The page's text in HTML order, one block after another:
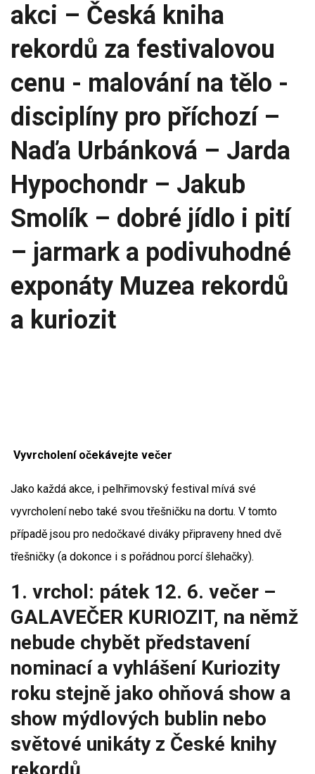
akci – Česká kniha
rekordů za festivalovou
cenu - malování na tělo -
disciplíny pro příchozí –
Naďa Urbánková – Jarda
Hypochondr – Jakub
Smolík – dobré jídlo i pití
– jarmark a podivuhodné
exponáty Muzea rekordů
a kuriozit
Vyvrcholení očekávejte večer
Jako každá akce, i pelhřimovský festival mívá své
vyvrcholení nebo také svou třešničku na dortu. V tomto
případě jsou pro nedočkavé diváky připraveny hned dvě
třešničky (a dokonce i s pořádnou porcí šlehačky).
1. vrchol: pátek 12. 6. večer –
GALAVEČER KURIOZIT, na němž
nebude chybět představení
nominací a vyhlášení Kuriozity
roku stejně jako ohňová show a
show mýdlových bublin nebo
světové unikáty z České knihy